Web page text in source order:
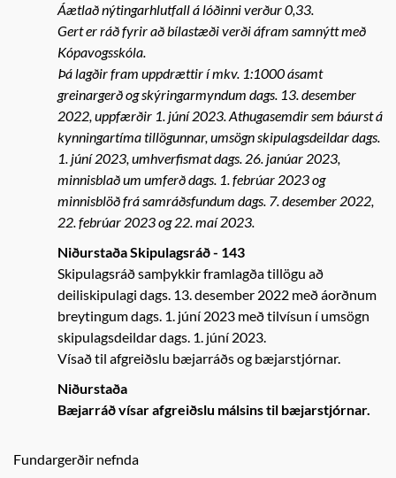
Áætlað nýtingarhlutfall á lóðinni verður 0,33.
Gert er ráð fyrir að bílastæði verði áfram samnýtt með
Kópavogsskóla.
Þá lagðir fram uppdrættir í mkv. 1:1000 ásamt
greinargerð og skýringarmyndum dags. 13. desember
2022, uppfærðir 1. júní 2023. Athugasemdir sem báurst á
kynningartíma tillögunnar, umsögn skipulagsdeildar dags.
1. júní 2023, umhverfismat dags. 26. janúar 2023,
minnisblað um umferð dags. 1. febrúar 2023 og
minnisblöð frá samráðsfundum dags. 7. desember 2022,
22. febrúar 2023 og 22. maí 2023.
Niðurstaða Skipulagsráð - 143
Skipulagsráð samþykkir framlagða tillögu að
deiliskipulagi dags. 13. desember 2022 með áorðnum
breytingum dags. 1. júní 2023 með tilvísun í umsögn
skipulagsdeildar dags. 1. júní 2023.
Vísað til afgreiðslu bæjarráðs og bæjarstjórnar.
Niðurstaða
Bæjarráð vísar afgreiðslu málsins til bæjarstjórnar.
Fundargerðir nefnda